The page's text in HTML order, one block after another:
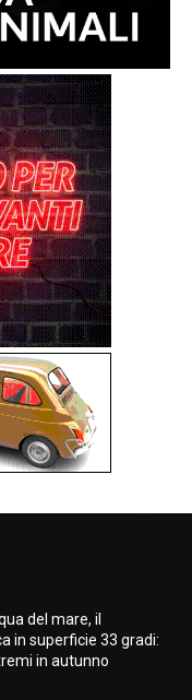
del mare, il
in superficie 33 gradi:
in autunno